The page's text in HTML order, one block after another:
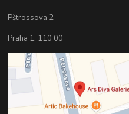
Pštrossova 2
Praha 1, 110 00